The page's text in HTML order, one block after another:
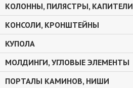
КОЛОННЫ, ПИЛЯСТРЫ, КАПИТЕЛИ
КОНСОЛИ, КРОНШТЕЙНЫ
КУПОЛА
МОЛДИНГИ, УГЛОВЫЕ ЭЛЕМЕНТЫ
ПОРТАЛЫ КАМИНОВ, НИШИ